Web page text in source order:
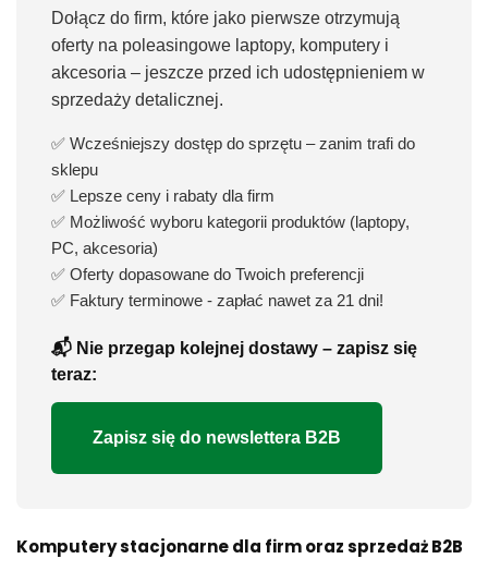
Dołącz do firm, które jako pierwsze otrzymują
oferty na poleasingowe laptopy, komputery i
akcesoria – jeszcze przed ich udostępnieniem w
sprzedaży detalicznej.
✅ Wcześniejszy dostęp do sprzętu – zanim trafi do
sklepu
✅ Lepsze ceny i rabaty dla firm
✅ Możliwość wyboru kategorii produktów (laptopy,
PC, akcesoria)
✅ Oferty dopasowane do Twoich preferencji
✅ Faktury terminowe - zapłać nawet za 21 dni!
📬 Nie przegap kolejnej dostawy – zapisz się
teraz:
Zapisz się do newslettera B2B
Komputery stacjonarne dla firm oraz sprzedaż B2B